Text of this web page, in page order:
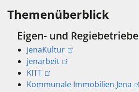
Themenüberblick
Eigen- und Regiebetriebe
JenaKultur
jenarbeit
KITT
Kommunale Immobilien Jena